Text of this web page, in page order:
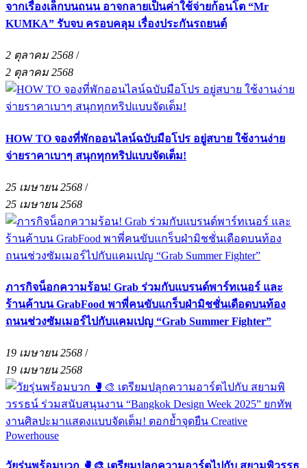
จากเรื่องเล็กบนถนน อาจกลายเป็นค่าใช้จ่ายก้อนโต “Mr
KUMKA” รับจบ ครอบคลุม เรื่องประกันรถยนต์
2 ตุลาคม 2568 /
2 ตุลาคม 2568
HOW TO จองที่พักออนไลน์ฉบับมือโปร อยู่สบาย ใช้งานง่าย
จ่ายราคาเบาๆ สนุกทุกทริปแบบจัดเต็ม!
25 เมษายน 2568 /
25 เมษายน 2568
ภารกิจน็อกความร้อน! Grab ร่วมกับแบรนด์พาร์ทเนอร์ และ
ร้านค้าบน GrabFood พาพี่คนขับแกร็บฝ่ามิชชั่นเดือดบนท้อง
ถนนช่วงซัมเมอร์ไปกับแคมเปญ “Grab Summer Fighter”
19 เมษายน 2568 /
19 เมษายน 2568
วัยรุ่นพร้อมบวก 🥊🎨 เตรียมปลุกความอาร์ตไปกับ สยามพิวรรธ